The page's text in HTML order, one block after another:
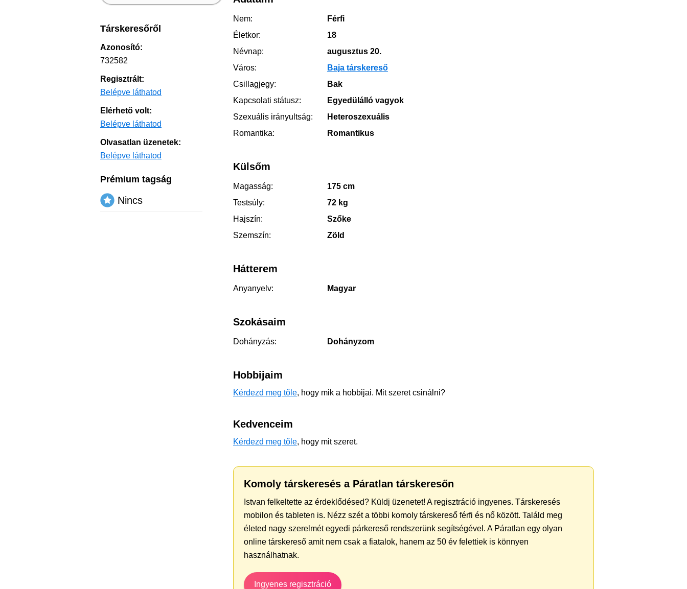
Nem:
Férfi
Életkor:
18
Névnap:
augusztus 20.
Város:
Baja társkereső
Csillagjegy:
Bak
Kapcsolati státusz:
Egyedülálló vagyok
Szexuális irányultság:
Heteroszexuális
Romantika:
Romantikus
Külsőm
Magasság:
175 cm
Testsúly:
72 kg
Hajszín:
Szőke
Szemszín:
Zöld
Hátterem
Anyanyelv: Magyar
Szokásaim
Dohányzás: Dohányzom
Hobbijaim
Kérdezd meg tőle, hogy mik a hobbijai. Mit szeret csinálni?
Kedvenceim
Kérdezd meg tőle, hogy mit szeret.
Komoly társkeresés a Páratlan társkeresőn
Istvan felkeltette az érdeklődésed? Küldj üzenetet! A regisztráció ingyenes. Társkeresés
mobilon és tableten is. Nézz szét a többi komoly társkereső férfi és nő között. Találd meg
életed nagy szerelmét egyedi párkereső rendszerünk segítségével. A Páratlan egy olyan
online társkereső amit nem csak a fiatalok, hanem az 50 év felettiek is könnyen
használhatnak.
Ingyenes regisztráció
Társkeresőről
Azonosító:
732582
Regisztrált:
Belépve láthatod
Elérhető volt:
Belépve láthatod
Olvasatlan üzenetek:
Belépve láthatod
Prémium tagság
Nincs